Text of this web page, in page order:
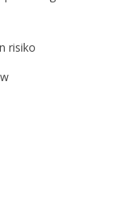
risiko